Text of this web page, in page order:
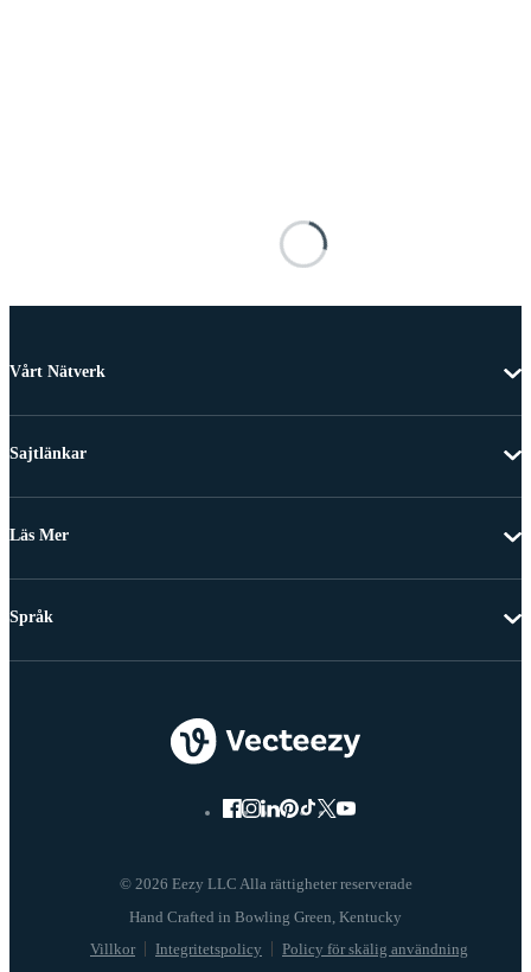
Vårt Nätverk
Sajtlänkar
Läs Mer
© 2026 Eezy LLC Alla rättigheter reserverade
Villkor Integritetspolicy Policy för skälig användning
Språk